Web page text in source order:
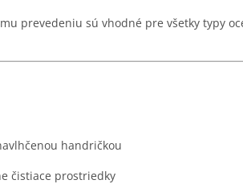
prevedeniu sú vhodné pre všetky typy
handričkou
čistiace prostriedky